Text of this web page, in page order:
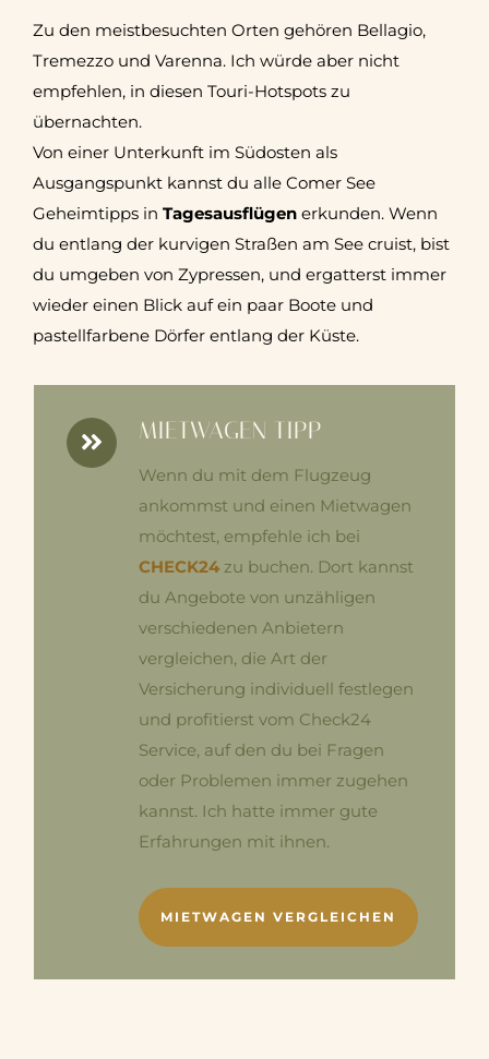
Zu den meistbesuchten Orten gehören Bellagio,
Tremezzo und Varenna. Ich würde aber nicht
empfehlen, in diesen Touri-Hotspots zu
übernachten.
Von einer Unterkunft im Südosten als
Ausgangspunkt kannst du alle Comer See
Geheimtipps in Tagesausflügen erkunden. Wenn
du entlang der kurvigen Straßen am See cruist, bist
du umgeben von Zypressen, und ergatterst immer
wieder einen Blick auf ein paar Boote und
pastellfarbene Dörfer entlang der Küste.
MIETWAGEN TIPP
Wenn du mit dem Flugzeug
ankommst und einen Mietwagen
möchtest, empfehle ich bei
CHECK24 zu buchen. Dort kannst
du Angebote von unzähligen
verschiedenen Anbietern
vergleichen, die Art der
Versicherung individuell festlegen
und profitierst vom Check24
Service, auf den du bei Fragen
oder Problemen immer zugehen
kannst. Ich hatte immer gute
Erfahrungen mit ihnen.
MIETWAGEN VERGLEICHEN